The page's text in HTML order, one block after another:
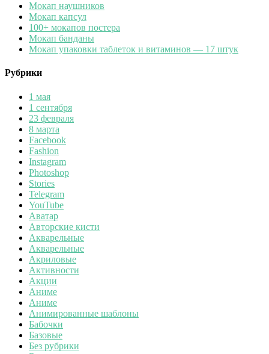
Мокап наушников
Мокап капсул
100+ мокапов постера
Мокап банданы
Мокап упаковки таблеток и витаминов — 17 штук
Рубрики
1 мая
1 сентября
23 февраля
8 марта
Facebook
Fashion
Instagram
Photoshop
Stories
Telegram
YouTube
Аватар
Авторские кисти
Акварельные
Акварельные
Акриловые
Активности
Акции
Аниме
Аниме
Анимированные шаблоны
Бабочки
Базовые
Без рубрики